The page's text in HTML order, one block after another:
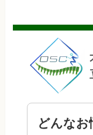
どんなお